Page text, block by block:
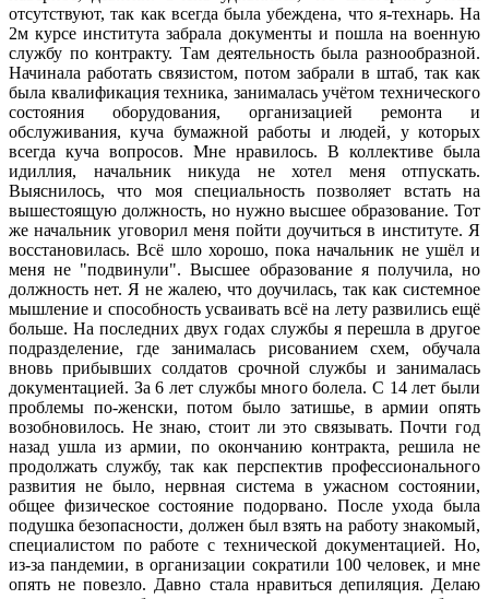
отсутствуют, так как всегда была убеждена, что я-технарь. На
2м курсе института забрала документы и пошла на военную
службу по контракту. Там деятельность была разнообразной.
Начинала работать связистом, потом забрали в штаб, так как
была квалификация техника, занималась учётом технического
состояния оборудования, организацией ремонта и
обслуживания, куча бумажной работы и людей, у которых
всегда куча вопросов. Мне нравилось. В коллективе была
идиллия, начальник никуда не хотел меня отпускать.
Выяснилось, что моя специальность позволяет встать на
вышестоящую должность, но нужно высшее образование. Тот
же начальник уговорил меня пойти доучиться в институте. Я
восстановилась. Всё шло хорошо, пока начальник не ушёл и
меня не "подвинули". Высшее образование я получила, но
должность нет. Я не жалею, что доучилась, так как системное
мышление и способность усваивать всё на лету развились ещё
больше. На последних двух годах службы я перешла в другое
подразделение, где занималась рисованием схем, обучала
вновь прибывших солдатов срочной службы и занималась
документацией. За 6 лет службы много болела. С 14 лет были
проблемы по-женски, потом было затишье, в армии опять
возобновилось. Не знаю, стоит ли это связывать. Почти год
назад ушла из армии, по окончанию контракта, решила не
продолжать службу, так как перспектив профессионального
развития не было, нервная система в ужасном состоянии,
общее физическое состояние подорвано. После ухода была
подушка безопасности, должен был взять на работу знакомый,
специалистом по работе с технической документацией. Но,
из-за пандемии, в организации сократили 100 человек, и мне
опять не повезло. Давно стала нравиться депиляция. Делаю